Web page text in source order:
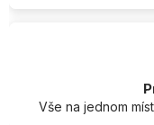
Vše na jednom